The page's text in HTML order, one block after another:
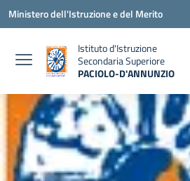
Vai ai contenuti
Vai al menu di navigazione
Vai al footer
Ministero dell'Istruzione e del Merito
Istituto d'Istruzione
Secondaria Superiore
PACIOLO-D'ANNUNZIO